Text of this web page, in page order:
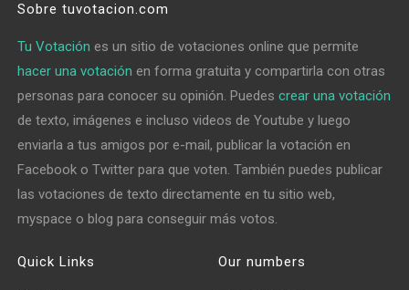
Sobre tuvotacion.com
Tu Votación es un sitio de votaciones online que permite
hacer una votación en forma gratuita y compartirla con otras
personas para conocer su opinión. Puedescrear una votación
de texto, imágenes e incluso videos de Youtube y luego
enviarla a tus amigos por e-mail, publicar la votación en
Facebook o Twitter para que voten. También puedes publicar
las votaciones de texto directamente en tu sitio web,
myspace o blog para conseguir más votos.
Quick Links Our numbers